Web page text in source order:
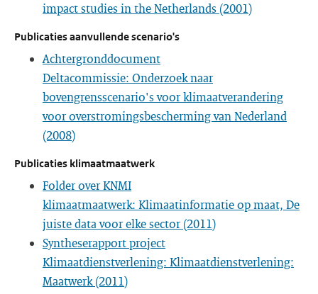
impact studies in the Netherlands (2001)
Publicaties aanvullende scenario's
Achtergronddocument
Deltacommissie: Onderzoek naar
bovengrensscenario's voor klimaatverandering
voor overstromingsbescherming van Nederland
(2008)
Publicaties klimaatmaatwerk
Folder over KNMI
klimaatmaatwerk: Klimaatinformatie op maat, De
juiste data voor elke sector (2011)
Syntheserapport project
Klimaatdienstverlening: Klimaatdienstverlening:
Maatwerk (2011)